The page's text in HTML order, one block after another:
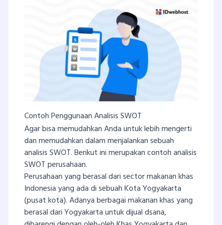
Contoh Penggunaan Analisis SWOT
Agar bisa memudahkan Anda untuk lebih mengerti
dan memudahkan dalam menjalankan sebuah
analisis SWOT. Berikut ini merupakan contoh analisis
SWOT perusahaan.
Perusahaan yang berasal dari sector makanan khas
Indonesia yang ada di sebuah Kota Yogyakarta
(pusat kota). Adanya berbagai makanan khas yang
berasal dari Yogyakarta untuk dijual dsana,